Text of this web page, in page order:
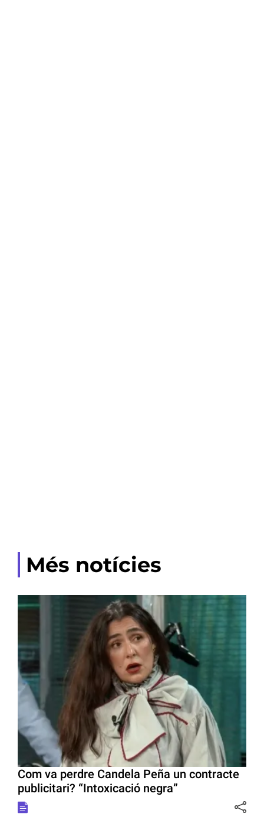
Més notícies
Com va perdre Candela Peña un contracte
publicitari? “Intoxicació negra”